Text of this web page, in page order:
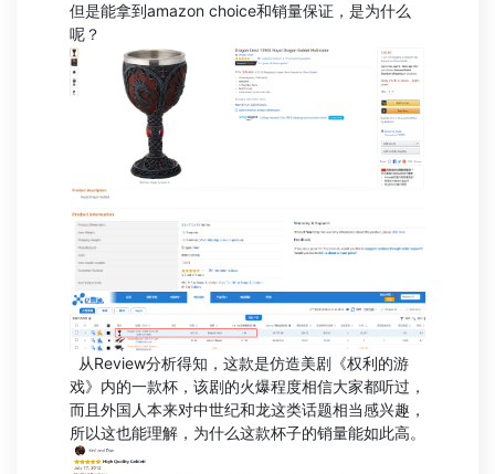
但是能拿到amazon choice和销量保证，是为什么
呢？
从Review分析得知，这款是仿造美剧《权利的游
戏》内的一款杯，该剧的火爆程度相信大家都听过，
而且外国人本来对中世纪和龙这类话题相当感兴趣，
所以这也能理解，为什么这款杯子的销量能如此高。